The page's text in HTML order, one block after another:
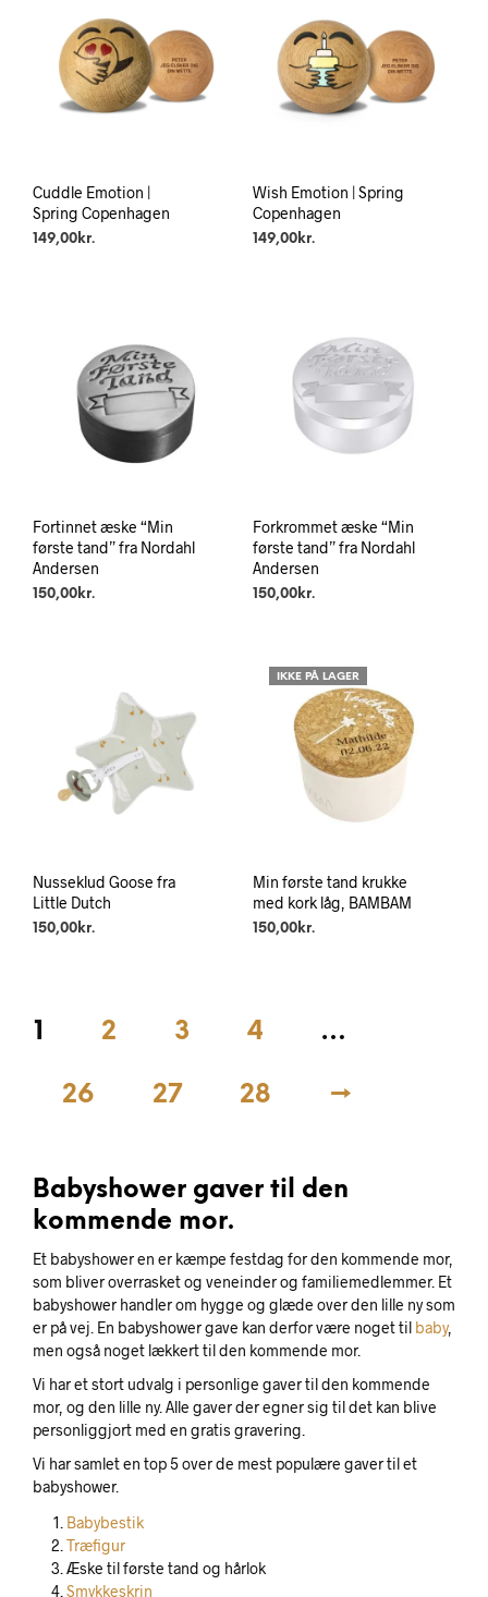
Cuddle Emotion |
Spring Copenhagen
149,00 kr.
Wish Emotion | Spring
Copenhagen
149,00kr.
Fortinnet æske “Min
første tand” fra Nordahl
Andersen
150,00 kr.
Forkrommet æske “Min
første tand” fra Nordahl
Andersen
150,00kr.
Nusseklud Goose fra
Little Dutch
150,00 kr.
IKKE PÅ LAGER
Min første tand krukke
med kork låg, BAMBAM
150,00kr.
1 2 3 4 …
26 27 28 →
Babyshower gaver til den
kommende mor.
Et babyshower en er kæmpe festdag for den kommende mor,
som bliver overrasket og veneinder og familiemedlemmer. Et
babyshower handler om hygge og glæde over den lille ny som
er på vej. En babyshower gave kan derfor være noget til baby,
men også noget lækkert til den kommende mor.
Vi har et stort udvalg i personlige gaver til den kommende
mor, og den lille ny. Alle gaver der egner sig til det kan blive
personliggjort med en gratis gravering.
Vi har samlet en top 5 over de mest populære gaver til et
babyshower.
Babybestik
Træfigur
Æske til første tand og hårlok
Smykkeskrin